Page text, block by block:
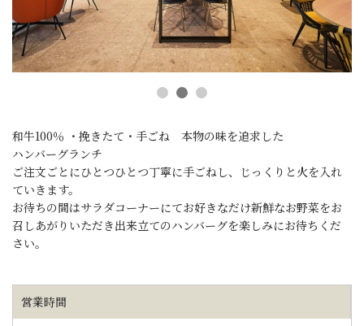
和牛100％ ・挽きたて・手ごね 本物の味を追求した
ハンバーグランチ
ご注文ごとにひとつひとつ丁寧に手ごねし、じっくりと火を入れ
ていきます。
お待ちの間はサラダコーナーにてお好きなだけ新鮮なお野菜をお
召しあがりいただき出来立てのハンバーグを楽しみにお待ちくだ
さい。
営業時間